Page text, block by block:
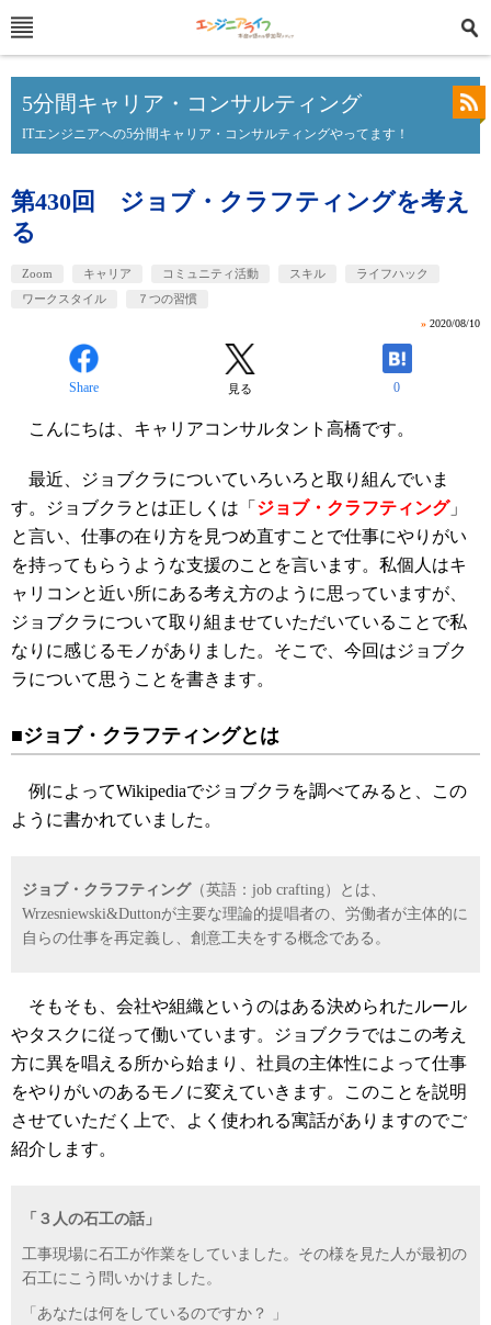
5分間キャリア・コンサルティング
ITエンジニアへの5分間キャリア・コンサルティングやってます！
第430回 ジョブ・クラフティングを考え
る
Zoom キャリア コミュニティ活動 スキル
ライフハック
ワークスタイル
７つの習慣
» 2020/08/10
Share 見る 0
こんにちは、キャリアコンサルタント高橋です。
最近、ジョブクラについていろいろと取り組んでいま
す。ジョブクラとは正しくは「 ジョブ・クラフティング」
と言い、仕事の在り方を見つめ直すことで仕事にやりがい
を持ってもらうような支援のことを言います。私個人はキ
ャリコンと近い所にある考え方のように思っていますが、
ジョブクラについて取り組ませていただいていることで私
なりに感じるモノがありました。そこで、今回はジョブク
ラについて思うことを書きます。
■ジョブ・クラフティングとは
例によってWikipediaでジョブクラを調べてみると、この
ように書かれていました。
ジョブ・クラフティング（英語：job crafting）とは、
Wrzesniewski&Duttonが主要な理論的提唱者の、労働者が主体的に
自らの仕事を再定義し、創意工夫をする概念である。
そもそも、会社や組織というのはある決められたルール
やタスクに従って働いています。ジョブクラではこの考え
方に異を唱える所から始まり、社員の主体性によって仕事
をやりがいのあるモノに変えていきます。このことを説明
させていただく上で、よく使われる寓話がありますのでご
紹介します。
「３人の石工の話」
工事現場に石工が作業をしていました。その様を見た人が最初の
石工にこう問いかけました。
「あなたは何をしているのですか？ 」